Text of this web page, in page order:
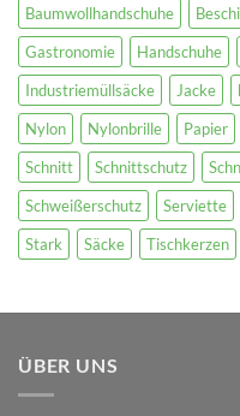
Baumwollhandschuhe
Gastronomie
Handschuhe
Industriemüllsäcke
Jacke
Nylon
Nylonbrille Papier
Schnitt
Schnittschutz
Schweißerschutz
Serviette
Stark
Säcke Tischkerzen
ÜBER UNS